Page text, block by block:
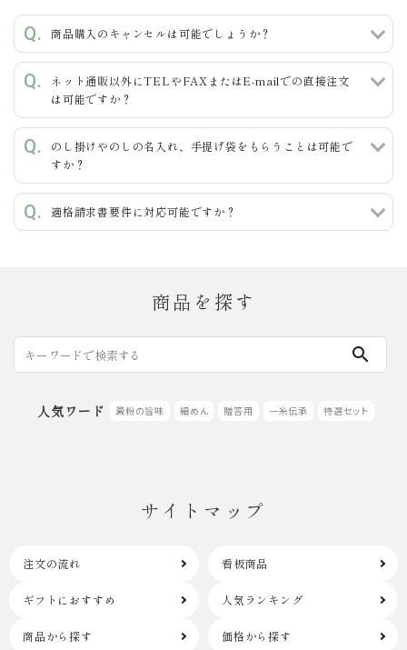
カテゴリー
商品購入のキャンセルは可能でしょうか？
ネット通販以外にTELやFAXまたはE-mailでの直接注文
は可能ですか？
のし掛けやのしの名入れ、手提げ袋をもらうことは可能で
すか？
適格請求書要件に対応可能ですか？
商品を探す
search
人気ワード 澱粉の旨味 細めん 贈答用 一糸伝承 特選セット
サイトマップ
注文の流れ 看板商品
ギフトにおすすめ 人気ランキング
商品から探す 価格から探す